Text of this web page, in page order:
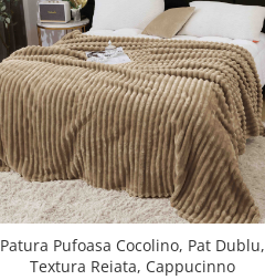
Patura Pufoasa Cocolino, Pat Dublu,
Textura Reiata, Cappucinno